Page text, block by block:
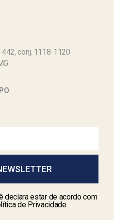
conj. 1118-1120
declara estar de acordo com
de Privacidade